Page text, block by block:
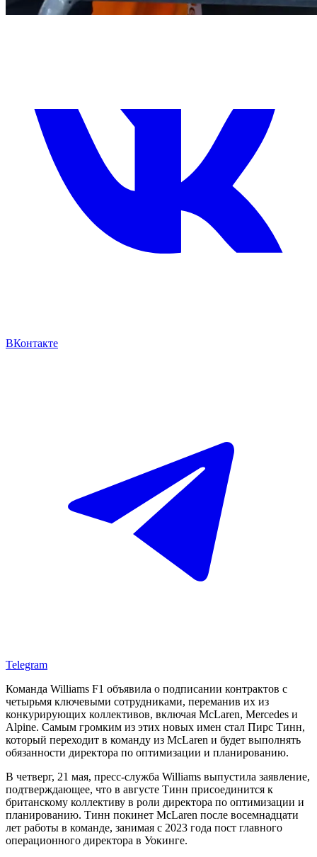
ВКонтакте
Telegram
Команда Williams F1 объявила о подписании контрактов с
четырьмя ключевыми сотрудниками, переманив их из
конкурирующих коллективов, включая McLaren, Mercedes и
Alpine. Самым громким из этих новых имен стал Пирс Тинн,
который переходит в команду из McLaren и будет выполнять
обязанности директора по оптимизации и планированию.
В четверг, 21 мая, пресс-служба Williams выпустила заявление,
подтверждающее, что в августе Тинн присоединится к
британскому коллективу в роли директора по оптимизации и
планированию. Тинн покинет McLaren после восемнадцати
лет работы в команде, занимая с 2023 года пост главного
операционного директора в Уокинге.